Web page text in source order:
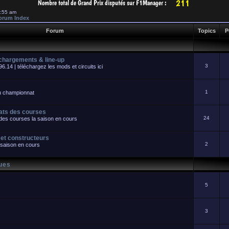
am
Index
Forum Topics
& line-up
| téléchargez les mods et circuits ici 3
championnat 1
des courses
courses la saison en cours 24
constructeurs
en cours 2
5
3